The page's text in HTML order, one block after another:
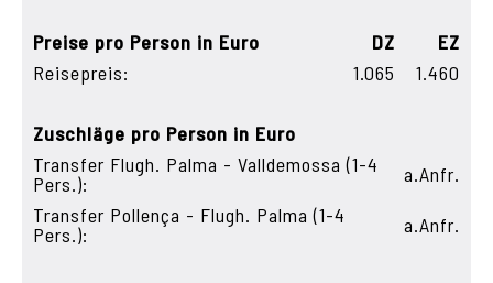
Preise pro Person in Euro DZ
EZ
Reisepreis:
1.065 1.460
Zuschläge pro Person in Euro
Transfer Flugh. Palma - Valldemossa (1-4
Pers.):
a.Anfr.
Transfer Pollença - Flugh. Palma (1-4
Pers.):
a.Anfr.